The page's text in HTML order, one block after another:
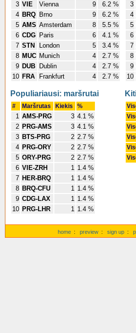
3 VIE Vienna 9
6.2 %
4 BRQ Brno 9
6.2 %
5 AMS Amsterdam 8
5.5 %
6 CDG Paris 6
4.1 %
7 STN London 5
3.4 %
8 MUC Munich 4
2.7 %
9 DUB Dublin 4
2.7 %
10 FRA Frankfurt 4 2.7 %
3
4
5
6
7
8
9
10
Populiariausi: maršrutai
# Maršrutas Kiekis %
1 AMS-PRG 3 4.1 %
2 PRG-AMS 3 4.1 %
3 BTS-PRG 2 2.7 %
4 PRG-ORY 2 2.7 %
5 ORY-PRG 2 2.7 %
6 VIE-ZRH 1 1.4 %
7 HER-BRQ 1 1.4 %
8 BRQ-CFU 1 1.4 %
9 CDG-LAX 1 1.4 %
10 PRG-LHR 1 1.4 %
home : preview : sign up :